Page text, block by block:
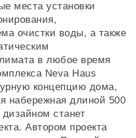
места установки
очистки воды, а также
в любое время
Neva Haus
концепцию дома,
набережная длиной 500
станет
Автором проекта